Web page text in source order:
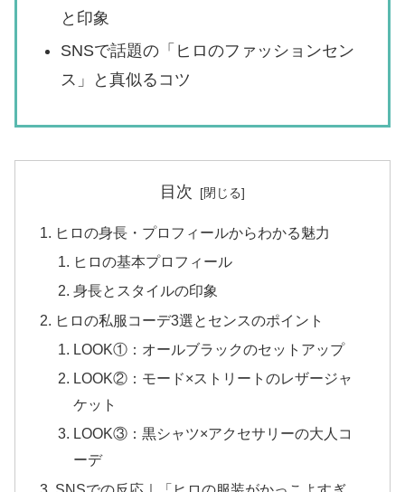
と印象
SNSで話題の「ヒロのファッションセン
ス」と真似るコツ
目次
ヒロの身長・プロフィールからわかる魅力
ヒロの基本プロフィール
身長とスタイルの印象
ヒロの私服コーデ3選とセンスのポイント
LOOK①：オールブラックのセットアップ
LOOK②：モード×ストリートのレザージャ
ケット
LOOK③：黒シャツ×アクセサリーの大人コ
ーデ